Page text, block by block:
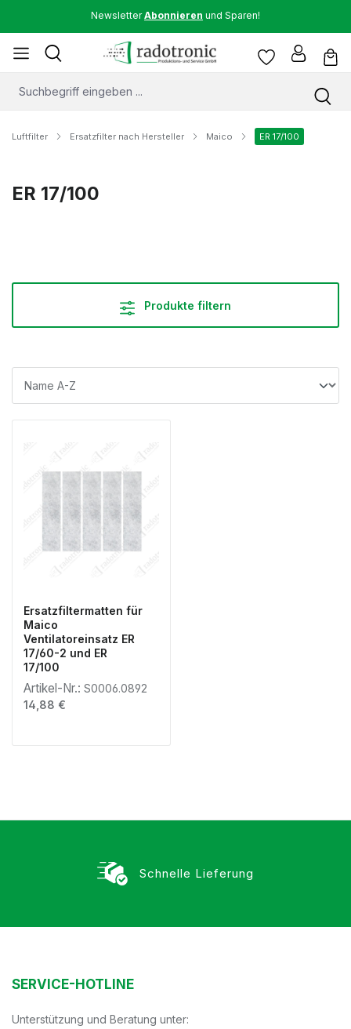
NewsletterAbonnieren und Sparen!
Luftfilter Ersatzfilter nach Hersteller Maico ER 17/100
ER 17/100
Produkte filtern
Ersatzfiltermatten für
Maico
Ventilatoreinsatz ER
17/60-2 und ER
17/100
Artikel-Nr.: S0006.0892
Regulärer Preis:
14,88 €
Schnelle Lieferung
SERVICE-HOTLINE
Unterstützung und Beratung unter: